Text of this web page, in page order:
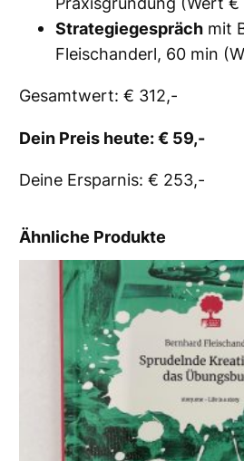
Strategiegespräch mit
Fleischanderl, 60 min
Gesamtwert: € 312,-
Dein Preis heute: € 59,-
Deine Ersparnis: € 253,-
Ähnliche Produkte